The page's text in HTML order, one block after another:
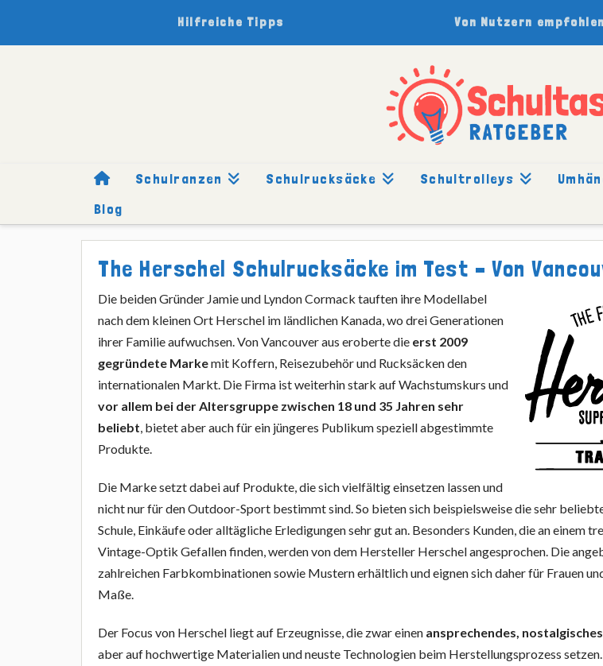
Hilfreiche Tipps Von Nutzern empfohlen
Schulranzen Schulrucksäcke Schultrolleys
Blog
HOMESCHULRUCKSÄCKE
The Herschel Schulrucksäcke im Test – Von
Die beiden Gründer Jamie und Lyndon Cormack tauften ihre Modellabel
nach dem kleinen Ort Herschel im ländlichen Kanada, wo drei Generationen
ihrer Familie aufwuchsen. Von Vancouver aus eroberte die erst 2009
gegründete Markemit Koffern, Reisezubehör und Rucksäcken den
internationalen Markt. Die Firma ist weiterhin stark auf Wachstumskurs und
vor allem bei der Altersgruppe zwischen 18 und 35 Jahren sehr
beliebt , bietet aber auch für ein jüngeres Publikum speziell abgestimmte
Produkte.
Die Marke setzt dabei auf Produkte, die sich vielfältig einsetzen lassen und
nicht nur für den Outdoor-Sport bestimmt sind. So bieten sich beispielsweise die sehr
Schule, Einkäufe oder alltägliche Erledigungen sehr gut an. Besonders Kunden, die an einem
Vintage-Optik Gefallen finden, werden von dem Hersteller Herschel angesprochen. Die
zahlreichen Farbkombinationen sowie Mustern erhältlich und eignen sich daher für Frauen
Maße.
Der Focus von Herschel liegt auf Erzeugnisse, die zwar einen ansprechendes,
aber auf hochwertige Materialien und neuste Technologien beim Herstellungsprozess